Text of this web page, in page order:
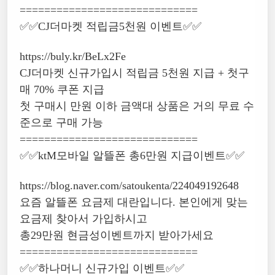
=============================
✅✅CJ더마켓 적립금5천원 이벤트✅✅
https://buly.kr/BeLx2Fe
CJ더마켓 신규가입시 적립금 5천원 지급 + 첫구
매 70% 쿠폰 지급
첫 구매시 만원 이하 금액대 상품은 거의 무료 수
준으로 구매 가능
=============================
✅✅ktM모바일 알뜰폰 총6만원 지급이벤트✅✅
https://blog.naver.com/satoukenta/224049192648
요즘 알뜰폰 요금제 대란입니다. 본인에게 맞는
요금제 찾아서 가입하시고
총29만원 현금성이벤트까지 받아가세요
=============================
✅✅하나머니 신규가입 이벤트✅✅